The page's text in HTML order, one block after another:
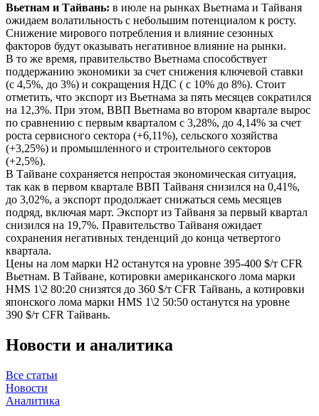
Вьетнам и Тайвань: в июле на рынках Вьетнама и Тайваня
ожидаем волатильность с небольшим потенциалом к росту.
Снижение мирового потребления и влияние сезонных
факторов будут оказывать негативное влияние на рынки.
В то же время, правительство Вьетнама способствует
поддержанию экономики за счет снижения ключевой ставки
(с 4,5%, до 3%) и сокращения НДС ( с 10% до 8%). Стоит
отметить, что экспорт из Вьетнама за пять месяцев сократился
на 12,3%. При этом, ВВП Вьетнама во втором квартале вырос
по сравнению с первым кварталом с 3,28%, до 4,14% за счет
роста сервисного сектора (+6,11%), сельского хозяйства
(+3,25%) и промышленного и строительного секторов
(+2,5%).
В Тайване сохраняется непростая экономическая ситуация,
так как в первом квартале ВВП Тайваня снизился на 0,41%,
до 3,02%, а экспорт продолжает снижаться семь месяцев
подряд, включая март. Экспорт из Тайваня за первый квартал
снизился на 19,7%. Правительство Тайваня ожидает
сохранения негативных тенденций до конца четвертого
квартала.
Цены на лом марки Н2 останутся на уровне 395-400 $/т CFR
Вьетнам. В Тайване, котировки американского лома марки
HMS 1\2 80:20 снизятся до 360 $/т CFR Тайвань, а котировки
японского лома марки HMS 1\2 50:50 останутся на уровне
390 $/т CFR Тайвань.
Новости и аналитика
Все статьи
Новости
Аналитика